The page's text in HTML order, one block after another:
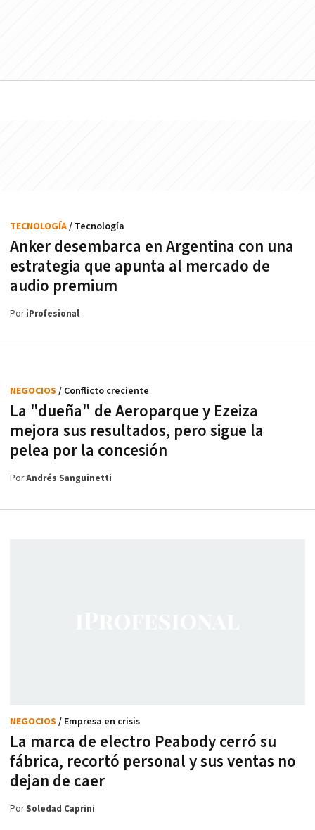
Anker desembarca en Argentina con una
estrategia que apunta al mercado de
audio premium
TECNOLOGÍA/ Tecnología
PoriProfesional
La "dueña" de Aeroparque y Ezeiza
mejora sus resultados, pero sigue la
pelea por la concesión
NEGOCIOS / Conflicto creciente
PorAndrés Sanguinetti
La marca de electro Peabody cerró su
fábrica, recortó personal y sus ventas no
dejan de caer
NEGOCIOS / Empresa en crisis
PorSoledad Caprini